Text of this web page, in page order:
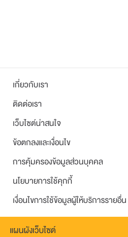
เกี่ยวกับเรา
ติดต่อเรา
เว็บไซต์น่าสนใจ
ข้อตกลงและเงื่อนไข
การคุ้มครองข้อมูลส่วนบุคคล
นโยบายการใช้คุกกี้
เงื่อนไขการใช้ข้อมูลผู้ให้บริการรายอื่น
แผนผังเว็บไซต์